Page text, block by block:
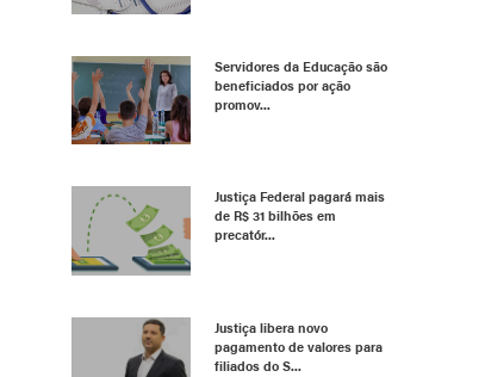
Servidores da Educação são
beneficiados por ação
promov...
Justiça Federal pagará mais
de R$ 31 bilhões em
precatór...
Justiça libera novo
pagamento de valores para
filiados do S...